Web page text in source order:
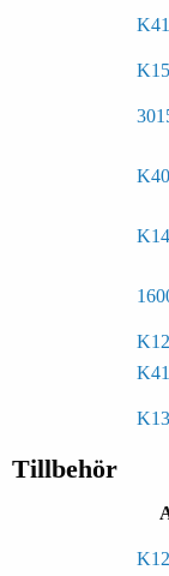
Tillbehör